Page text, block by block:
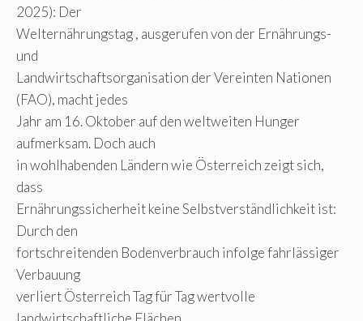
2025): Der
Welternährungstag , ausgerufen von der Ernährungs-
und
Landwirtschaftsorganisation der Vereinten Nationen
(FAO), macht jedes
Jahr am 16. Oktober auf den weltweiten Hunger
aufmerksam. Doch auch
in wohlhabenden Ländern wie Österreich zeigt sich,
dass
Ernährungssicherheit keine Selbstverständlichkeit ist:
Durch den
fortschreitenden Bodenverbrauch infolge fahrlässiger
Verbauung
verliert Österreich Tag für Tag wertvolle